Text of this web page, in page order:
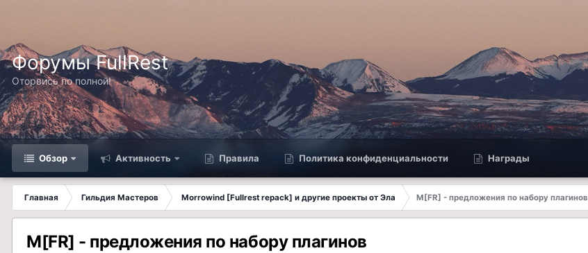
Форумы FullRest
Оторвись по полной!
Обзор Активность Правила Политика конфиденциальности Награды
Главная Гильдия Мастеров Morrowind [Fullrest repack] и другие проекты от Эла
M[FR] - предложения по набору плагинов
M[FR] - предложения по набору плагинов